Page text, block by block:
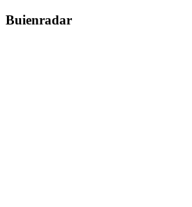
Buienradar